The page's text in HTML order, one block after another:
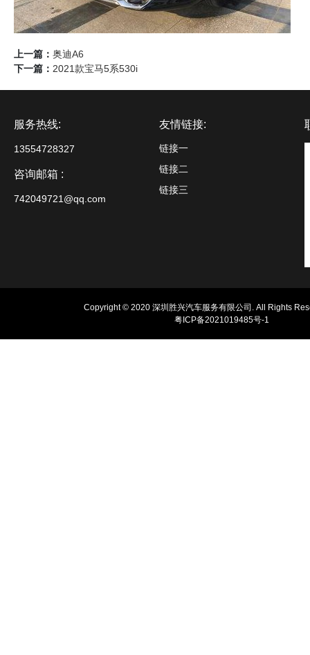
上一篇： 奥迪A6
下一篇： 2021款宝马5系530i
服务热线:
13554728327
咨询邮箱 :
742049721@qq.com
友情链接:
链接一
链接二
链接三
Copyright © 2020 深圳胜兴汽车服务有限公司. All Rights
粤ICP备2021019485号-1